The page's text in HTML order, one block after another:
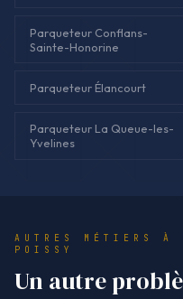
Parqueteur Conflans-
Sainte-Honorine
Parqueteur Élancourt
Parqueteur La Queue-les-
Yvelines
AUTRES MÉTIERS À
POISSY
Un autre